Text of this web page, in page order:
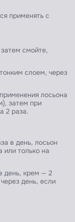
применять с
смойте,
слоем, через
лосьона
затем при
2 раза.
в день, лосьон
только на
день, крем — 2
день, если